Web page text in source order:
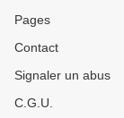
Pages
Contact
Signaler un abus
C.G.U.